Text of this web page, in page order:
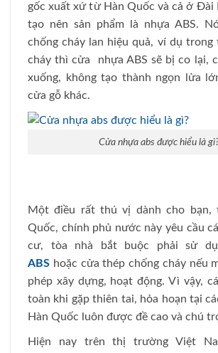
gốc xuất xứ từ Hàn Quốc và cả ở Đài
tạo nên sản phẩm là nhựa ABS.
chống cháy lan hiệu quả, ví dụ
cháy thì cửa nhựa ABS sẽ bị co lại,
xuống, không tạo thành ngọn lửa
cửa gỗ khác.
Cửa nhựa abs được hiểu là
Một điều rất thú vị dành cho bạn,
Quốc, chính phủ nước này yêu cầu
cư, tòa nhà bắt buộc phải sử
ABS hoặc cửa thép chống cháy nếu
phép xây dựng, hoạt động. Vì vậy,
toàn khi gặp thiên tai, hỏa hoạn tại
Hàn Quốc luôn được đề cao và chú
Hiện nay trên thị trường Việt